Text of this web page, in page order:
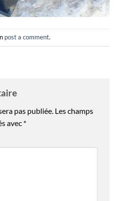
post a comment.
pas publiée. Les champs
avec *